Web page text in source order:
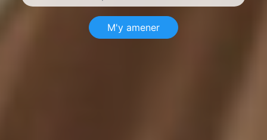
M'y amener